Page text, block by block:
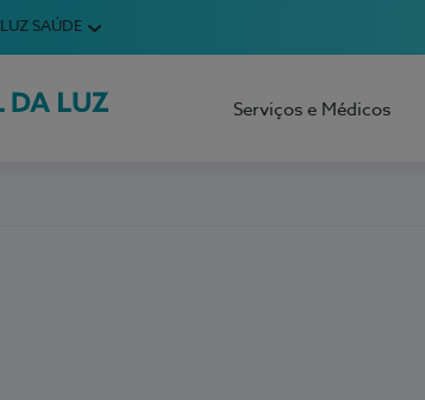
SAÚDE
Serviços e Médicos